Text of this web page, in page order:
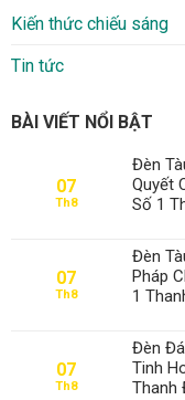
Kiến thức chiếu sáng
Tin tức
BÀI VIẾT NỔI BẬT
07
Th8
Đèn
Quyết
Số 1
07
Th8
Đèn
Pháp
1
07
Th8
Đèn
Tinh
Thanh